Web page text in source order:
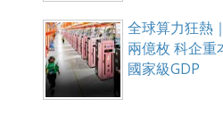
全球算力狂熱
兩億枚 科企重
國家級GDP